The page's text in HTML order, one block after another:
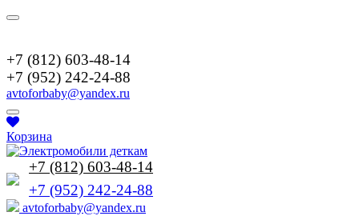
+7 (812) 603-48-14
+7 (952) 242-24-88
avtoforbaby@yandex.ru
Корзина
+7 (812) 603-48-14
+7 (952) 242-24-88
avtoforbaby@yandex.ru